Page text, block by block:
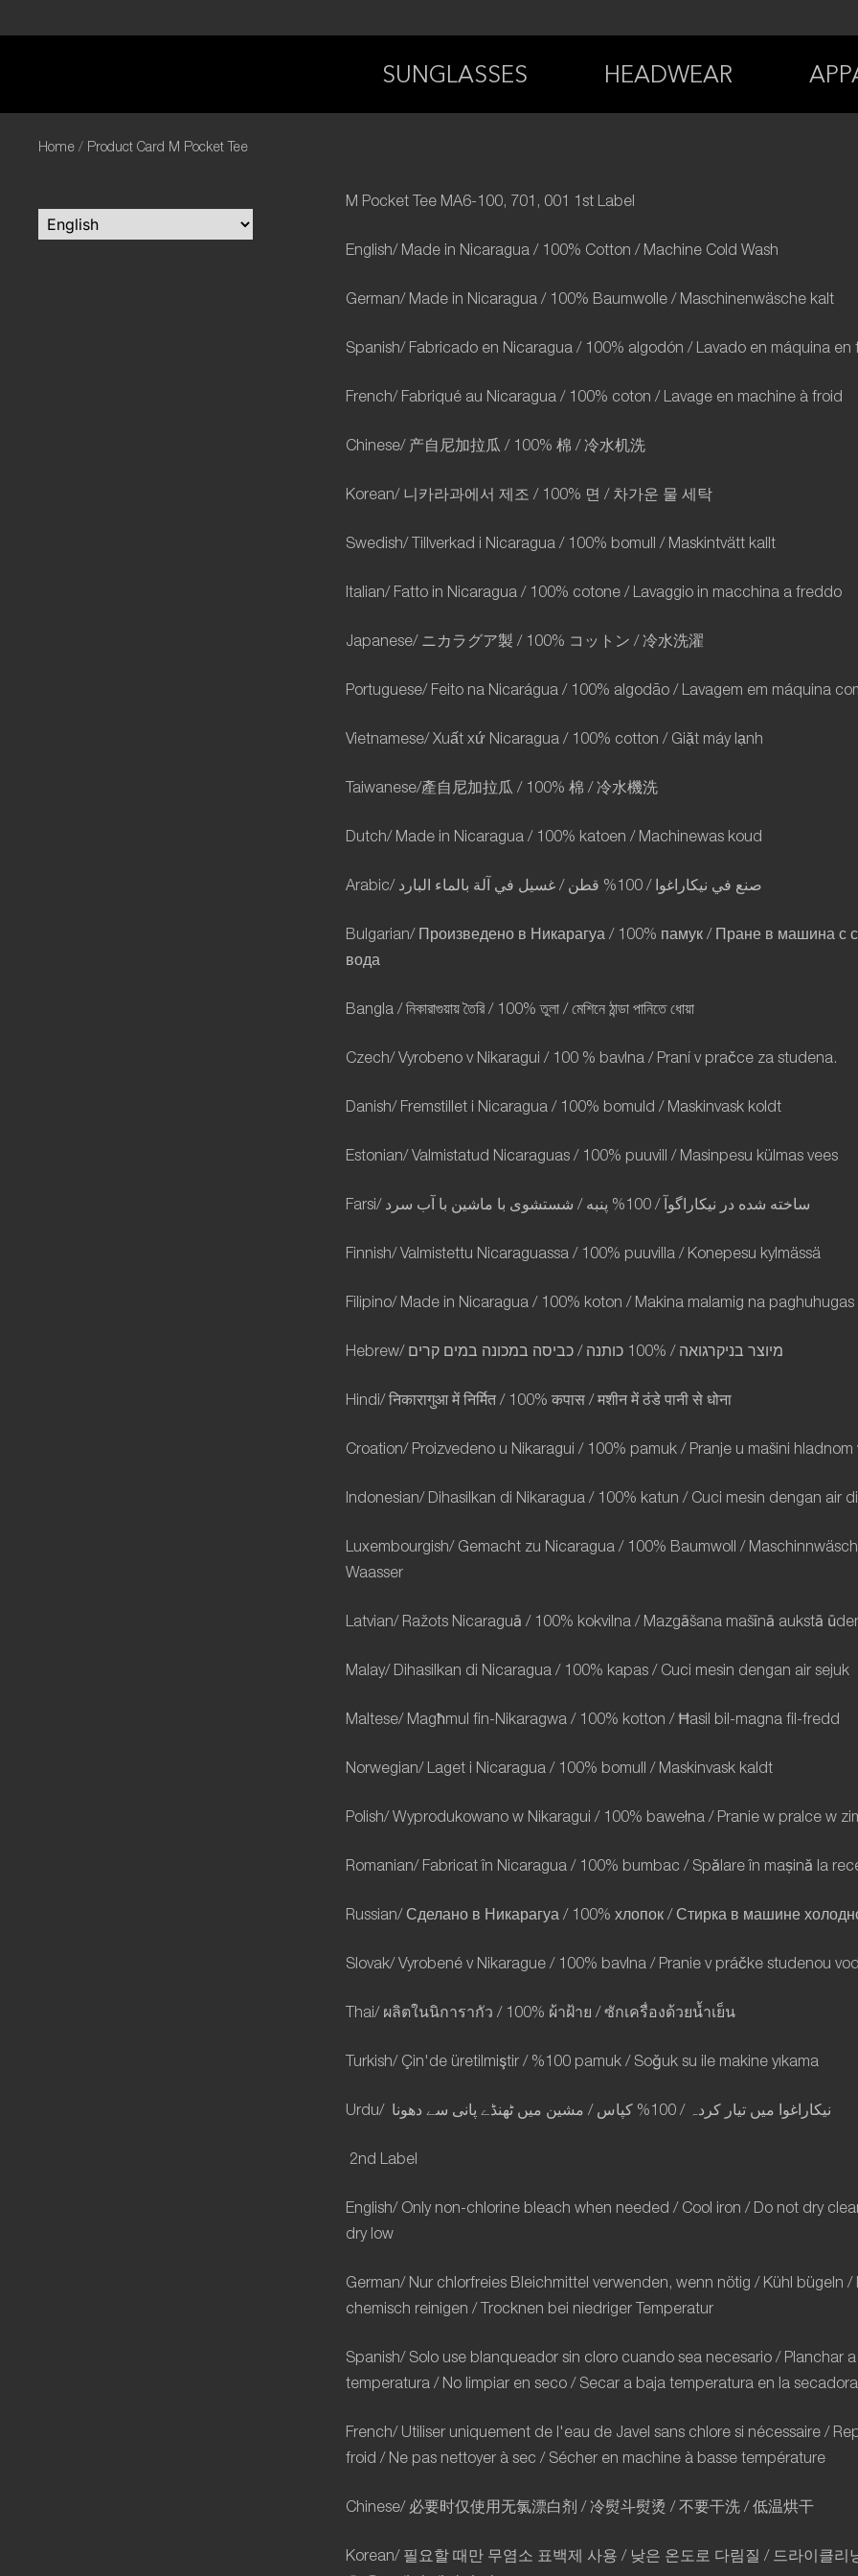
SUNGLASSES HEADWEAR
Home Product Card M Pocket Tee
M Pocket Tee MA6-100, 701, 001 1 st Label
English/ Made in Nicaragua / 100% Cotton / Machine Cold Wash
German/ Made in Nicaragua / 100% Baumwolle / Maschinenwäsche kalt
Spanish/ Fabricado en Nicaragua / 100% algodón / Lavado en máquina en
French/ Fabriqué au Nicaragua / 100% coton / Lavage en machine à froid
Chinese/ 产自尼加拉瓜 / 100% 棉 / 冷水机洗
Korean/ 니카라과에서 제조 / 100% 면 / 차가운 물 세탁
Swedish/ Tillverkad i Nicaragua / 100% bomull / Maskintvätt kallt
Italian/ Fatto in Nicaragua / 100% cotone / Lavaggio in macchina a freddo
Japanese/ ニカラグア製 / 100% コットン / 冷水洗濯
Portuguese/ Feito na Nicarágua / 100% algodão / Lavagem em máquina
Vietnamese/ Xuất xứ Nicaragua / 100% cotton / Giặt máy lạnh
Taiwanese/產自尼加拉瓜 / 100% 棉 / 冷水機洗
Dutch/ Made in Nicaragua / 100% katoen / Machinewas koud
Arabic/ صنع في نيكاراغوا / 100% قطن / غسيل في آلة بالماء البارد
Bulgarian/ Произведено в Никарагуа / 100% памук / Пране в машина с
вода
Bangla / নিকারাগুয়ায় তৈরি/ 100%তুলা / মেশিনে ঠান্ডা পানিতে ধোয়া
Czech/ Vyrobeno v Nikaragui / 100 % bavlna / Praní v pračce za studena.
Danish/ Fremstillet i Nicaragua / 100% bomuld / Maskinvask koldt
Estonian/ Valmistatud Nicaraguas / 100% puuvill / Masinpesu külmas vees
Farsi/ ساخته شده در نیکاراگوآ / 100% پنبه / شستشوی با ماشین با آب سرد
Finnish/ Valmistettu Nicaraguassa / 100% puuvilla / Konepesu kylmässä
Filipino/ Made in Nicaragua / 100% koton / Makina malamig na paghuhugas
Hebrew/ מיוצר בניקרגואה / 100% כותנה / כביסה במכונה במים קרים
Hindi/ निकारागुआ में निर्मित / 100% कपास / मशीन में ठंडे पानी से धोना
Croation/ Proizvedeno u Nikaragui / 100% pamuk / Pranje u mašini hladnom
Indonesian/ Dihasilkan di Nikaragua / 100% katun / Cuci mesin dengan air
Luxembourgish/ Gemacht zu Nicaragua / 100% Baumwoll /
Waasser
Latvian/ Ražots Nicaraguā / 100% kokvilna / Mazgāšana mašīnā aukstā
Malay/ Dihasilkan di Nicaragua / 100% kapas / Cuci mesin dengan air sejuk
Maltese/ Magħmul fin-Nikaragwa / 100% kotton / Ħasil bil-magna fil-fredd
Norwegian/ Laget i Nicaragua / 100% bomull / Maskinvask kaldt
Polish/ Wyprodukowano w Nikaragui / 100% bawełna / Pranie w pralce w
Romanian/ Fabricat în Nicaragua / 100% bumbac / Spălare în mașină la
Russian/ Сделано в Никарагуа / 100% хлопок / Стирка в машине
Slovak/ Vyrobené v Nikarague / 100% bavlna / Pranie v práčke studenou
Thai/ ผลิตในนิการากัว / 100% ผ้าฝ้าย / ซักเครื่องด้วยน้ำเย็น
Turkish/ Çin'de üretilmiştir / %100 pamuk / Soğuk su ile makine yıkama
Urdu/ نیکاراغوا میں تیار کردہ / 100% کپاس / مشین میں ٹھنڈے پانی سے دھونا
2 nd Label
English/ Only non-chlorine bleach when needed / Cool iron / Do not dry
dry low
German/ Nur chlorfreies Bleichmittel verwenden, wenn nötig / Kühl bügeln /
chemisch reinigen / Trocknen bei niedriger Temperatur
Spanish/ Solo use blanqueador sin cloro cuando sea necesario / Planchar
temperatura / No limpiar en seco / Secar a baja temperatura en la secadora
French/ Utiliser uniquement de l'eau de Javel sans chlore si nécessaire /
froid / Ne pas nettoyer à sec / Sécher en machine à basse température
Chinese/ 必要时仅使用无氯漂白剂 / 冷熨斗熨 烫 / 不要干洗 / 低温烘干
Korean/ 필요할 때만 무염소 표백제 사용 / 낮은 온도로 다림질 / 드라이클리